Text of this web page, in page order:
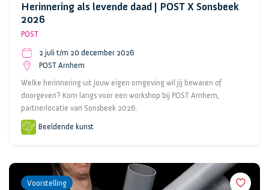
Herinnering als levende daad | POST X Sonsbeek
2026
POST
2 juli t/m 20 december 2026
POST Arnhem
Welke herinnering uit jouw eigen omgeving wil jij bewaren of
doorgeven? Kom langs voor een workshop bij POST Arnhem,
partnerlocatie van Sonsbeek 2026.
Beeldende kunst
Voorstelling